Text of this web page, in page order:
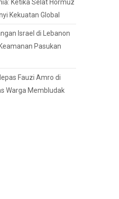
Ketika Selat Hormuz
Kekuatan Global
Israel di Lebanon
Pasukan
Fauzi Amro di
Warga Membludak